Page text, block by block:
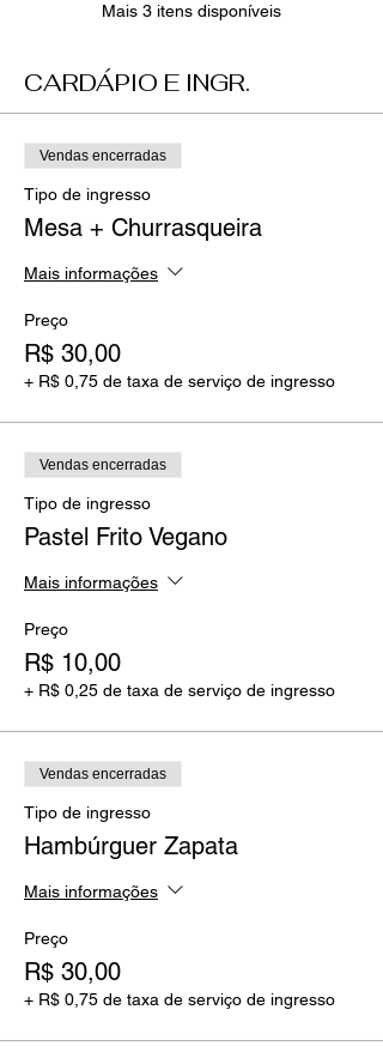
Mais 3 itens disponíveis
CARDÁPIO E INGR.
Vendas encerradas
Tipo de ingresso
Mesa + Churrasqueira
Mais informações
Preço
R$ 30,00
+ R$ 0,75 de taxa de serviço de ingresso
Vendas encerradas
Tipo de ingresso
Pastel Frito Vegano
Mais informações
Preço
R$ 10,00
+ R$ 0,25 de taxa de serviço de ingresso
Vendas encerradas
Tipo de ingresso
Hambúrguer Zapata
Mais informações
Preço
R$ 30,00
+ R$ 0,75 de taxa de serviço de ingresso